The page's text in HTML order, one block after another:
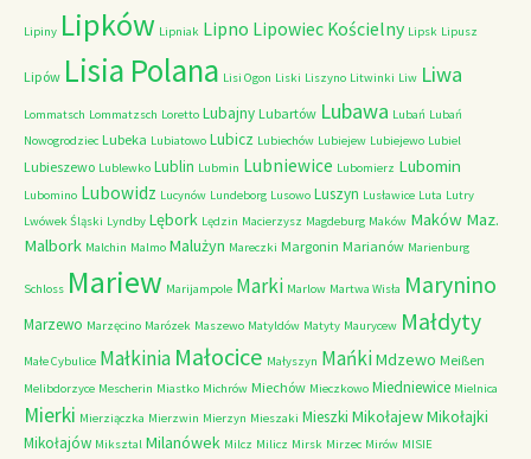
Lipiny Lipków Lipniak Lipno Lipowiec Kościelny Lipsk Lipusz
Lipów Lisia Polana Lisi Ogon Liski Liszyno Litwinki Liw Liwa
Lommatsch Lommatzsch Loretto Lubajny Lubartów Lubawa Lubań Lubań
Nowogrodziec Lubeka Lubiatowo Lubicz Lubiechów Lubiejew Lubiejewo Lubiel
Lubieszewo Lublewko Lublin Lubmin Lubniewice Lubomierz Lubomin
Lubomino Lubowidz Lucynów Lundeborg Lusowo Luszyn Lusławice Luta Lutry
Lwówek Śląski Lyndby Lębork Lędzin Macierzysz Magdeburg Maków Maków Maz.
Malbork Malchin Malmo Malużyn Mareczki Margonin Marianów Marienburg
Schloss Mariew Marijampole Marki Marlow Martwa Wisła Marynino
Marzewo Marzęcino Marózek Maszewo Matyldów Matyty Maurycew Małdyty
Małe Cybulice Małkinia Małocice Małyszyn MańkiMdzewo Meißen
Melibdorzyce Mescherin Miastko Michrów Miechów Mieczkowo Miedniewice Mielnica
Mierki Mierziączka Mierzwin Mierzyn Mieszaki Mieszki MikołajewMikołajki
Mikołajów Miksztal Milanówek Milcz Milicz Mirsk Mirzec Mirów MISIE